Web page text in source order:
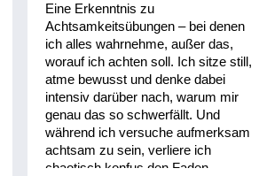
Geschichtsunterricht fallen mir die
Augen zu. Und du kennst doch
selbst unseren Professor Bellen. P)
Sei nicht ungerecht. Dein Professor
ist halt nicht sonderlich
stimmgewaltig. Dafür ist er aber
gütig. K) Und überhaupt. Wer
braucht heute noch
Geschichtsunterricht. Voll öd ist das.
Eine Erkenntnis zu
Achtsamkeitsübungen – bei denen
ich alles wahrnehme, außer das,
worauf ich achten soll. Ich sitze still,
atme bewusst und denke dabei
intensiv darüber nach, warum mir
genau das so schwerfällt. Und
während ich versuche aufmerksam
achtsam zu sein, verliere ich
chaotisch konfus den Faden